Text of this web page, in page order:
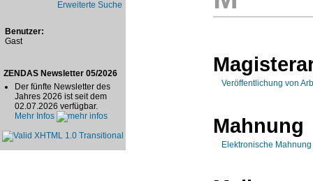
Erweiterte Suche
Benutzer:
Gast
ZENDAS Newsletter 05/2026
Der fünfte Newsletter des
Jahres 2026 ist seit dem
02.07.2026 verfügbar.
Mehr Infos
Veröffentlichung von
Mahnung
Elektronische